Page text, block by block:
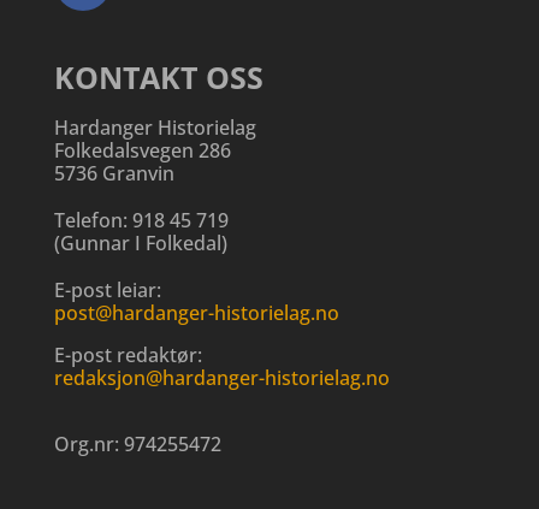
KONTAKT OSS
Hardanger Historielag
Folkedalsvegen 286
5736 Granvin
Telefon: 918 45 719
(Gunnar I Folkedal)
E-post leiar:
post@hardanger-historielag.no
E-post redaktør:
redaksjon@hardanger-historielag.no
Org.nr: 974255472